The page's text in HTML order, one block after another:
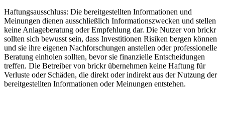
Haftungsausschluss: Die bereitgestellten Informationen und
Meinungen dienen ausschließlich Informationszwecken und stellen
keine Anlageberatung oder Empfehlung dar. Die Nutzer von brickr
sollten sich bewusst sein, dass Investitionen Risiken bergen können
und sie ihre eigenen Nachforschungen anstellen oder professionelle
Beratung einholen sollten, bevor sie finanzielle Entscheidungen
treffen. Die Betreiber von brickr übernehmen keine Haftung für
Verluste oder Schäden, die direkt oder indirekt aus der Nutzung der
bereitgestellten Informationen oder Meinungen entstehen.